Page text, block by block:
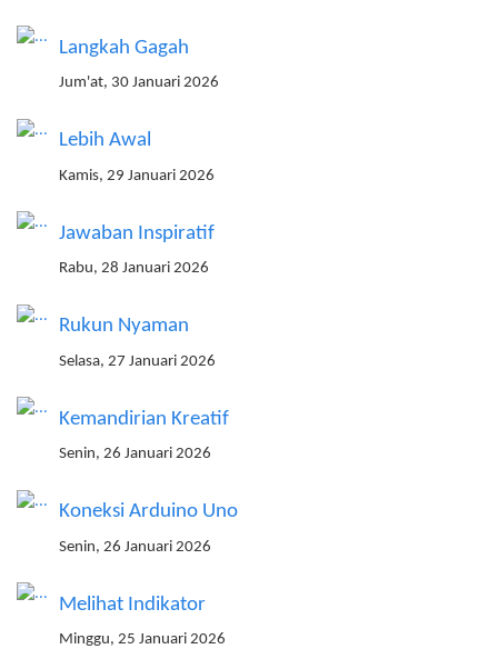
Langkah Gagah
Jum'at, 30 Januari 2026
Lebih Awal
Kamis, 29 Januari 2026
Jawaban Inspiratif
Rabu, 28 Januari 2026
Rukun Nyaman
Selasa, 27 Januari 2026
Kemandirian Kreatif
Senin, 26 Januari 2026
Koneksi Arduino Uno
Senin, 26 Januari 2026
Melihat Indikator
Minggu, 25 Januari 2026